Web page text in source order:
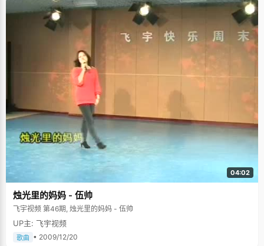
04:02
烛光里的妈妈 - 伍帅
飞宇视频 第46期, 烛光里的妈妈 - 伍帅
UP主: 飞宇视频
歌曲 • 2009/12/20